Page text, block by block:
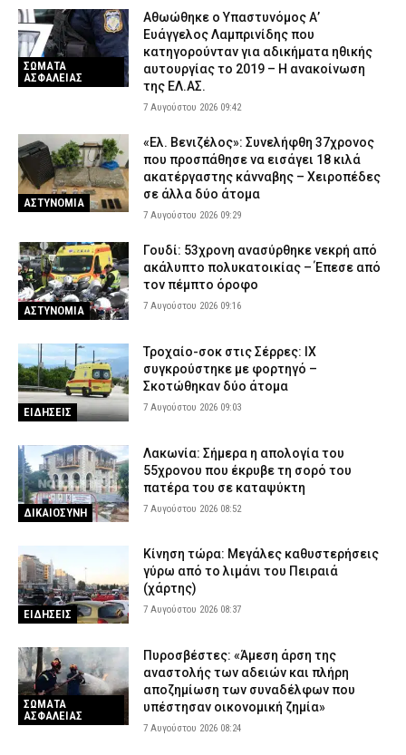
υποστηρίζει ο δικηγόρος του
ΑΣΤΥΝΟΜΙΑ 6 Αυγούστου 2026 20:20
ΣΩΜΑΤΑ
ΑΣΦΑΛΕΙΑΣ
Αθωώθηκε ο Υπαστυνόμος Α’
Ευάγγελος Λαμπρινίδης που
κατηγορούνταν για αδικήματα ηθικής
αυτουργίας το 2019 – Η ανακοίνωση
της ΕΛ.ΑΣ.
7 Αυγούστου 2026 09:42
ΑΣΤΥΝΟΜΙΑ
«Ελ. Βενιζέλος»: Συνελήφθη 37χρονος
που προσπάθησε να εισάγει 18 κιλά
ακατέργαστης κάνναβης – Χειροπέδες
σε άλλα δύο άτομα
7 Αυγούστου 2026 09:29
ΑΣΤΥΝΟΜΙΑ
Γουδί: 53χρονη ανασύρθηκε νεκρή από
ακάλυπτο πολυκατοικίας – Έπεσε από
τον πέμπτο όροφο
7 Αυγούστου 2026 09:16
ΕΙΔΗΣΕΙΣ
Τροχαίο-σοκ στις Σέρρες: ΙΧ
συγκρούστηκε με φορτηγό –
Σκοτώθηκαν δύο άτομα
7 Αυγούστου 2026 09:03
ΔΙΚΑΙΟΣΥΝΗ
Λακωνία: Σήμερα η απολογία του
55χρονου που έκρυβε τη σορό του
πατέρα του σε καταψύκτη
7 Αυγούστου 2026 08:52
ΕΙΔΗΣΕΙΣ
Κίνηση τώρα: Μεγάλες καθυστερήσεις
γύρω από το λιμάνι του Πειραιά
(χάρτης)
7 Αυγούστου 2026 08:37
ΣΩΜΑΤΑ
ΑΣΦΑΛΕΙΑΣ
Πυροσβέστες: «Άμεση άρση της
αναστολής των αδειών και πλήρη
αποζημίωση των συναδέλφων που
υπέστησαν οικονομική ζημία»
7 Αυγούστου 2026 08:24